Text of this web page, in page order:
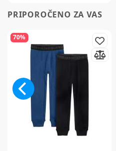
PRIPOROČENO ZA VAS
70%